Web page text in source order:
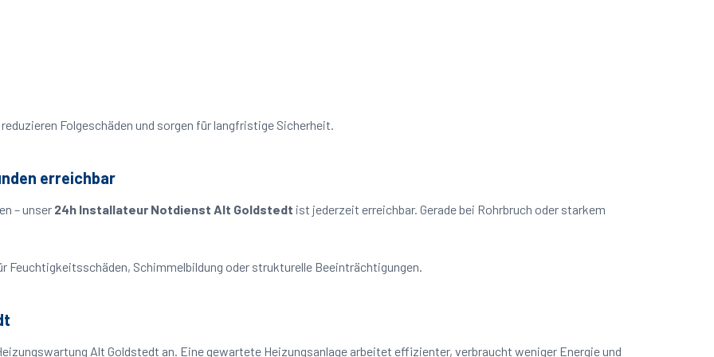
Folgeschäden und sorgen für langfristige Sicherheit.
erreichbar
– unser 24h Installateur Notdienst Alt Goldstedt ist jederzeit erreichbar. Gerade bei Rohrbruch oder starkem
Feuchtigkeitsschäden, Schimmelbildung oder strukturelle Beeinträchtigungen.
Alt Goldstedt an. Eine gewartete Heizungsanlage arbeitet effizienter, verbraucht weniger Energie und